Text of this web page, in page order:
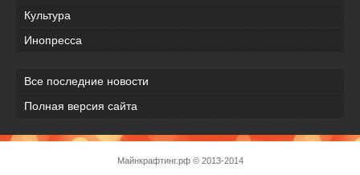
Культура
Инопресса
Все последние новости
Полная версия сайта
Майнкрафтинг.рф© 2013-2014